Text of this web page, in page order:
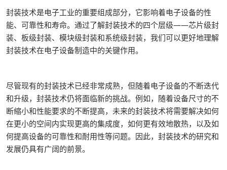
封装技术是电子工业的重要组成部分，它影响着电子设备的性
能、可靠性和寿命。通过了解封装技术的四个层级——芯片级封
装、板级封装、模块级封装和系统级封装，我们可以更好地理解
封装技术在电子设备制造中的关键作用。
尽管现有的封装技术已经非常成熟，但随着电子设备的不断迭代
和升级，封装技术仍将面临新的挑战。例如，随着设备尺寸的不
断缩小和性能要求的不断提高，未来的封装技术将需要解决如何
在更小的空间内实现更高的集成度，如何更有效地散热，以及如
何提高设备的可靠性和耐用性等问题。因此，封装技术的研究和
发展仍具有广阔的前景。